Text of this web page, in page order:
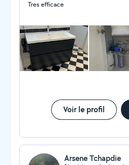
(sanitaires, lave-linge, ect.) -
Tres efficace
Voir le profil
Arsene Tchapdie